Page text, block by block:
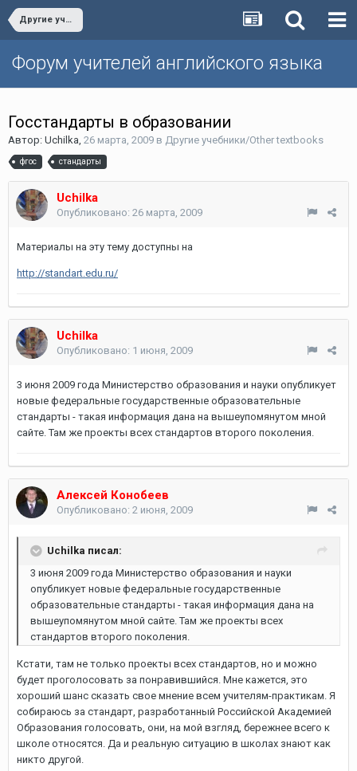
Другие учебники/Other textbooks
Форум учителей английского языка
Госстандарты в образовании
Автор: Uchilka, 26 марта, 2009 в Другие учебники/Other textbooks
фгос стандарты
Uchilka
Опубликовано: 26 марта, 2009
Материалы на эту тему доступны на
http://standart.edu.ru/
Uchilka
Опубликовано: 1 июня, 2009
3 июня 2009 года Министерство образования и науки опубликует
новые федеральные государственные образовательные
стандарты - такая информация дана на вышеупомянутом мной
сайте. Там же проекты всех стандартов второго поколения.
Алексей Конобеев
Опубликовано: 2 июня, 2009
Uchilka писал:
3 июня 2009 года Министерство образования и науки
опубликует новые федеральные государственные
образовательные стандарты - такая информация дана на
вышеупомянутом мной сайте. Там же проекты всех
стандартов второго поколения.
Кстати, там не только проекты всех стандартов, но и можно
будет проголосовать за понравившийся. Мне кажется, это
хороший шанс сказать свое мнение всем учителям-практикам. Я
собираюсь за стандарт, разработанный Российской Академией
Образования голосовать, они, на мой взгляд, бережнее всего к
школе относятся. Да и реальную ситуацию в школах знают как
никто другой.